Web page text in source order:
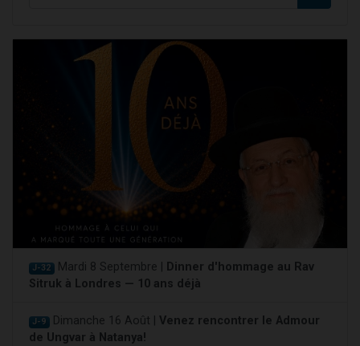
J-32 Mardi 8 Septembre |
Dinner d'hommage au Rav
Sitruk à Londres — 10 ans déjà
J-9 Dimanche 16 Août | Venez rencontrer le Admour
de Ungvar à Natanya!